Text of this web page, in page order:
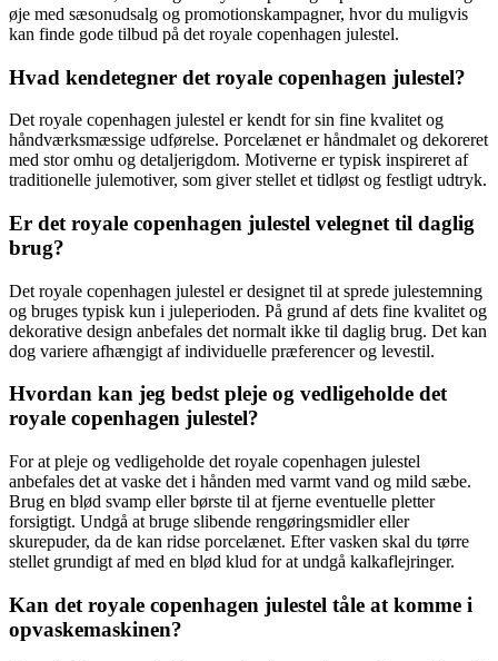
øje med sæsonudsalg og promotionskampagner, hvor du muligvis
kan finde gode tilbud på det royale copenhagen julestel.
Hvad kendetegner det royale copenhagen julestel?
Det royale copenhagen julestel er kendt for sin fine kvalitet og
håndværksmæssige udførelse. Porcelænet er håndmalet og dekoreret
med stor omhu og detaljerigdom. Motiverne er typisk inspireret af
traditionelle julemotiver, som giver stellet et tidløst og festligt udtryk.
Er det royale copenhagen julestel velegnet til daglig
brug?
Det royale copenhagen julestel er designet til at sprede julestemning
og bruges typisk kun i juleperioden. På grund af dets fine kvalitet og
dekorative design anbefales det normalt ikke til daglig brug. Det kan
dog variere afhængigt af individuelle præferencer og levestil.
Hvordan kan jeg bedst pleje og vedligeholde det
royale copenhagen julestel?
For at pleje og vedligeholde det royale copenhagen julestel
anbefales det at vaske det i hånden med varmt vand og mild sæbe.
Brug en blød svamp eller børste til at fjerne eventuelle pletter
forsigtigt. Undgå at bruge slibende rengøringsmidler eller
skurepuder, da de kan ridse porcelænet. Efter vasken skal du tørre
stellet grundigt af med en blød klud for at undgå kalkaflejringer.
Kan det royale copenhagen julestel tåle at komme i
opvaskemaskinen?